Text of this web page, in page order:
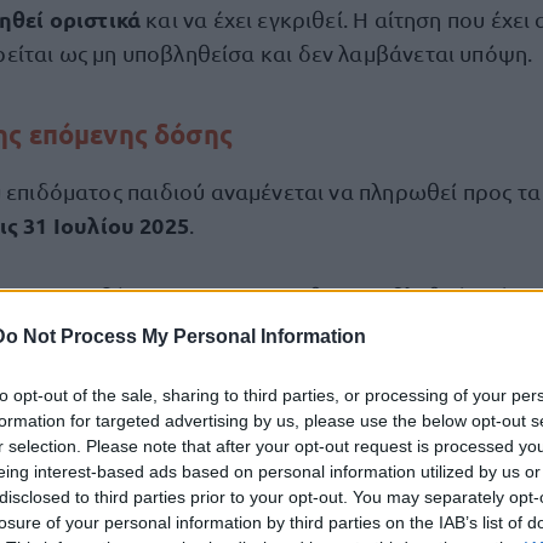
Not Process My Personal Information
opt-out of the sale, sharing to third parties, or processing of your
for targeted advertising by us, please use the below opt-out
selection. Please note that after your opt-out request is processed
interest-based ads based on personal information utilized by us
to third parties prior to your opt-out. You may separately
of your personal information by third parties on the IAB’s list of
οριστικά και να έχει εγκριθεί. Η αίτηση που έχει
ως μη υποβληθείσα και δεν λαμβάνεται υπόψη.
επόμενης δόσης
παιδιού αναμένεται να πληρωθεί προς τα
31 Ιουλίου 2025
του επιδόματος για το 2025 θα καταβληθούν
του ΟΠΕΚΑ τις παρακάτω ημερομηνίες:
του επιδόματος προβλέπεται να δοθεί στις30
θα πληρωθεί στις28 Νοεμβρίου2025.
καταβληθεί λίγο πριν από τα Χριστούγεννα,